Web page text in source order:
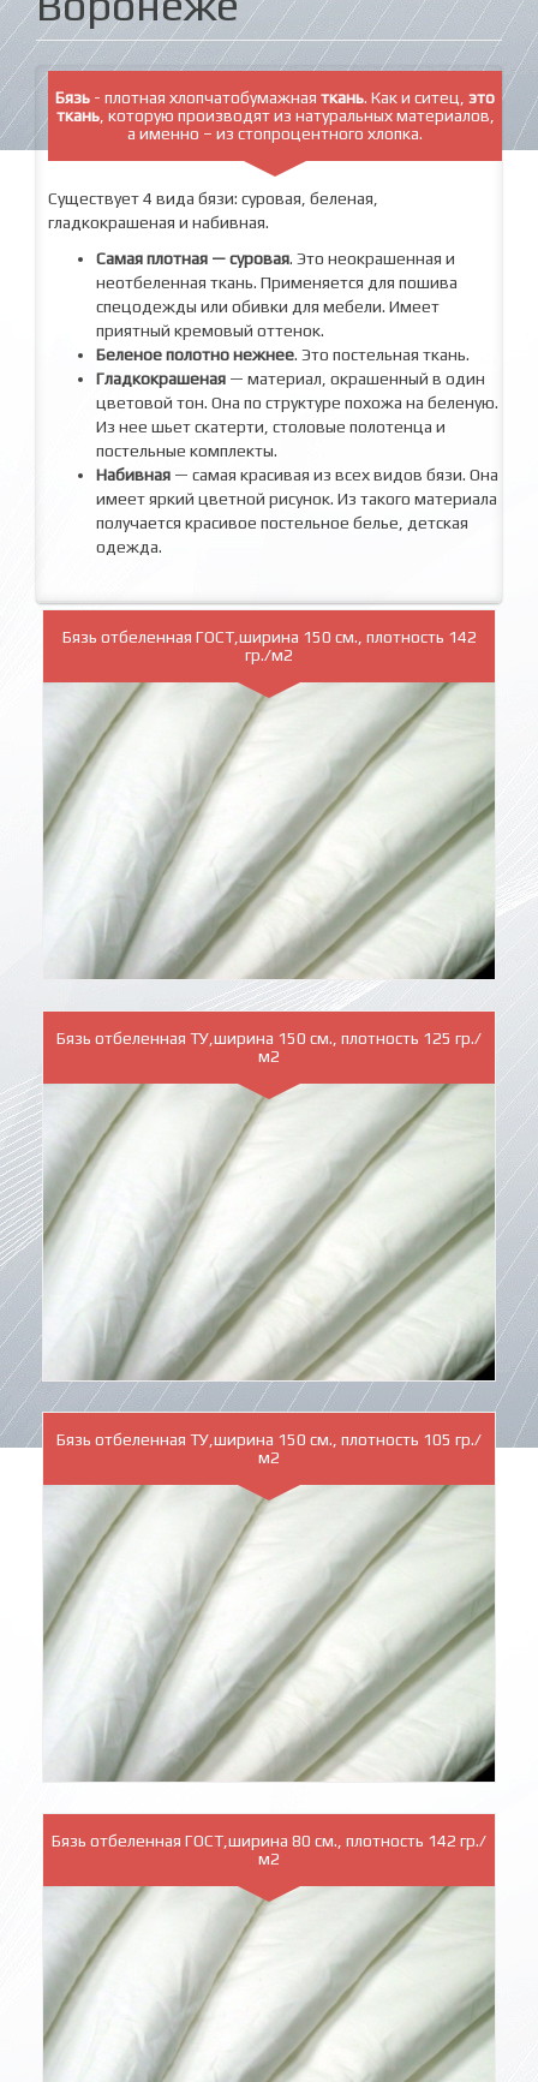
Бязь - плотная хлопчатобумажная ткань. Как и ситец, это
ткань, которую производят из натуральных материалов,
а именно – из стопроцентного хлопка.
Существует 4 вида бязи: суровая, беленая,
гладкокрашеная и набивная.
Самая плотная — суровая. Это неокрашенная и
неотбеленная ткань. Применяется для пошива
спецодежды или обивки для мебели. Имеет
приятный кремовый оттенок.
Беленое полотно нежнее. Это постельная ткань.
Гладкокрашеная — материал, окрашенный в один
цветовой тон. Она по структуре похожа на беленую.
Из нее шьет скатерти, столовые полотенца и
постельные комплекты.
Набивная — самая красивая из всех видов бязи. Она
имеет яркий цветной рисунок. Из такого материала
получается красивое постельное белье, детская
одежда.
Бязь отбеленная ГОСТ,ширина 150 см., плотность 142
гр./м2
Бязь отбеленная ТУ,ширина 150 см., плотность 125 гр./
м2
Бязь отбеленная ТУ,ширина 150 см., плотность 105 гр./
м2
Бязь отбеленная ГОСТ,ширина 80 см., плотность 142 гр./
м2